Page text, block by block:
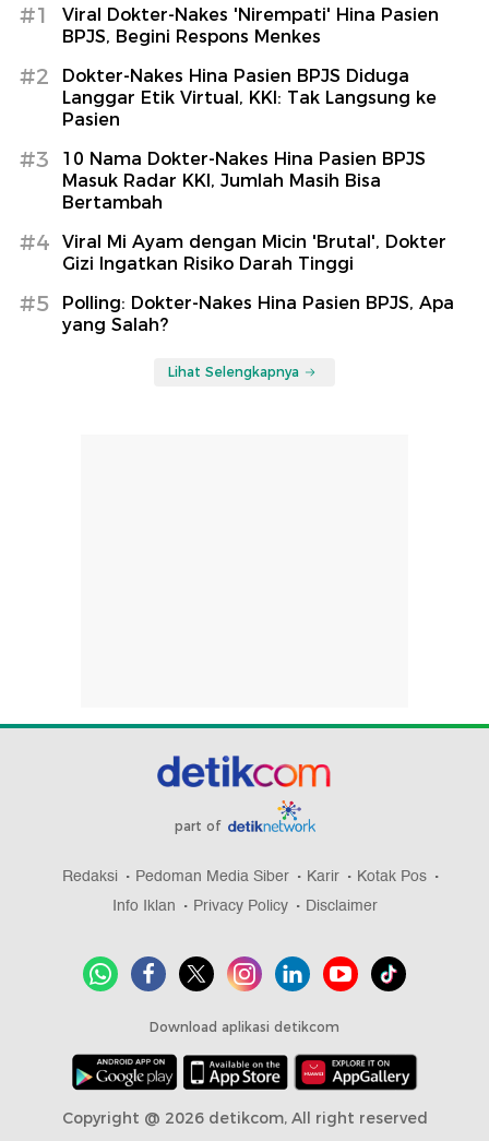
#1
Viral Dokter-Nakes 'Nirempati' Hina Pasien
BPJS, Begini Respons Menkes
#2
Dokter-Nakes Hina Pasien BPJS Diduga
Langgar Etik Virtual, KKI: Tak Langsung ke
Pasien
#3
10 Nama Dokter-Nakes Hina Pasien BPJS
Masuk Radar KKI, Jumlah Masih Bisa
Bertambah
#4
Viral Mi Ayam dengan Micin 'Brutal', Dokter
Gizi Ingatkan Risiko Darah Tinggi
#5
Polling: Dokter-Nakes Hina Pasien BPJS, Apa
yang Salah?
Lihat Selengkapnya
part of
Redaksi Pedoman Media Siber Karir
Kotak Pos
Info Iklan
Privacy Policy Disclaimer
Download aplikasi detikcom
Copyright @ 2026 detikcom, All right reserved